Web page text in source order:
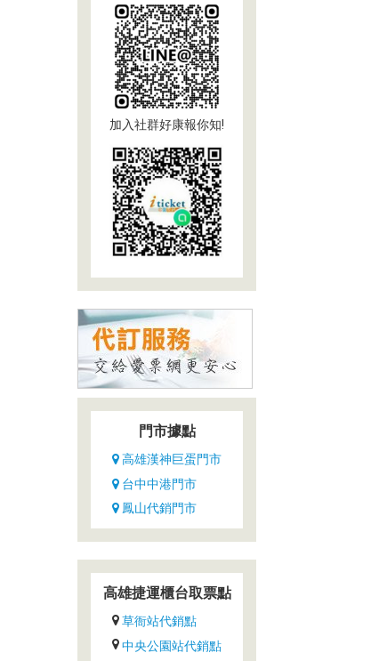
加入社群好康報你知!
門市據點
高雄漢神巨蛋門市
台中中港門市
鳳山代銷門市
高雄捷運櫃台取票點
草衙站代銷點
中央公園站代銷點